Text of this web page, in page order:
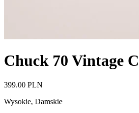
Chuck 70 Vintage
399.00 PLN
Wysokie, Damskie